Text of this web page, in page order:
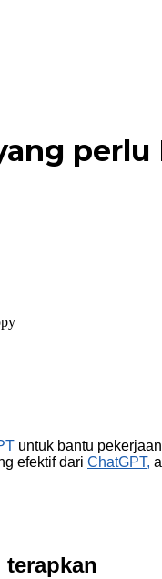
perlu
untuk bantu
efektif dari ChatGPT,
terapkan